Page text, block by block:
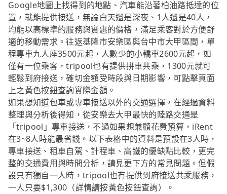
Google地圖上找得到的地點、汽車能沿著柏油路抵達的位
置，就能提供接送，無論白天還是深夜、1人還是40人，
均能以高標準的服務與實惠的價格，滿足乘客對於方便舒
適的移動需求。往返基隆市安樂區與台中市大甲區間，單
程專車九人座3500元起，人數少的小轎車2600元起，如
僅有一位乘客，tripool也有提供拼車共乘，1300元就可
輕鬆到府接送，確切金額受時段與日期影響，可點擊頁面
上之黃色按鈕查詢實際金額。
如果想知道包車或專車接送以外的交通選擇，在經過資料
整理與分析後得知，從安樂去大甲最快的陸路交通是
「tripool」專車接送，不過如果想兼顧花費預算，iRent
在3~8人時能最省錢。以下表格中的資料是預設在3人時，
專車接送、租車自駕、計程車、高鐵的優缺點比較，更完
整的交通費用與時間分析，請見更下方的常見問題。但假
設只有獨自一人時，tripool也有提供到府接送共乘服務，
一人只要$1,300（詳情請按黃色按鈕查詢）。